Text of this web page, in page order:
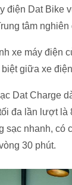
điện Dat Bike
tâm
xe máy điện
giữa xe
Dat Charge
đa lần lượt là
sạc nhanh, có
30 phút.